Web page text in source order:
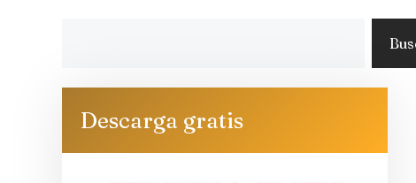
Descarga gratis